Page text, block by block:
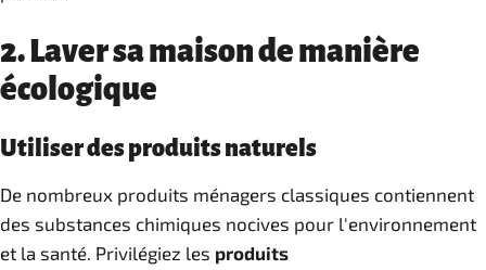
2. Laver sa maison de manière
écologique
Utiliser des produits naturels
De nombreux produits ménagers classiques contiennent
des substances chimiques nocives pour l'environnement
et la santé. Privilégiez les produits